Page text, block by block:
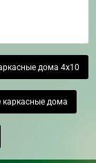
дома 4х10
каркасные дома